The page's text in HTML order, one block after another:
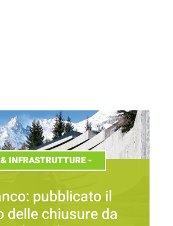
INFRASTRUTTURE-
pubblicato il
delle chiusure da